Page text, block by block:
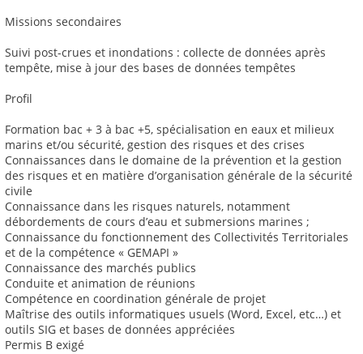
Missions secondaires
Suivi post-crues et inondations : collecte de données après
tempête, mise à jour des bases de données tempêtes
Profil
Formation bac + 3 à bac +5, spécialisation en eaux et milieux
marins et/ou sécurité, gestion des risques et des crises
Connaissances dans le domaine de la prévention et la gestion
des risques et en matière d’organisation générale de la sécurité
civile
Connaissance dans les risques naturels, notamment
débordements de cours d’eau et submersions marines ;
Connaissance du fonctionnement des Collectivités Territoriales
et de la compétence « GEMAPI »
Connaissance des marchés publics
Conduite et animation de réunions
Compétence en coordination générale de projet
Maîtrise des outils informatiques usuels (Word, Excel, etc…) et
outils SIG et bases de données appréciées
Permis B exigé